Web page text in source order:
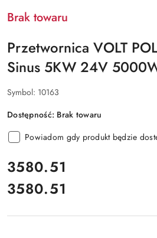
Brak towaru
Przetwornica VOLT
Sinus 5KW 24V
Symbol: 10163
Dostępność: Brak towaru
Powiadom gdy produkt będzie
cena:
3580.51
Cena:
3580.51